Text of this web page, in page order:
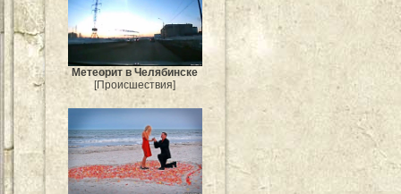
Метеорит в Челябинске
[Происшествия]